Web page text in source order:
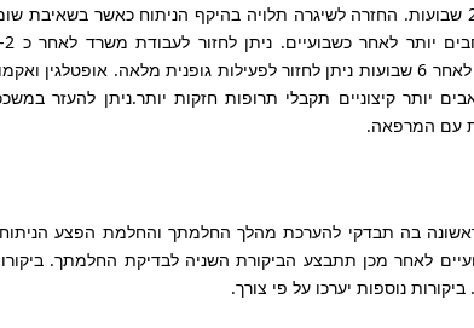
מחכוך צווארי מותאם יומלץ למרבית הנשים למשך 2-4 שבועות. החזרה לשיגרה תלויה בהיקף הניתוח כאשר בשאיבת
בלבד ניתן לחזור לרוטינה לאחר כשבוע ובמקרים
שבועות ולעבודה פיזית לאחר תקופה של 3-4 שבועות, לאחר 6 שבועות ניתן לחזור לפעילות גופנית מלאה. אופטלגין
יותר קיצוניים תקבלי תרופות חזקות יותר.ניתן להעזר
עם המרפאה.
בה תבדקי להערכת מהלך החלמתך והחלמת הפצע
לאחר מכן תתבצע הביקורת השניה לבדיקת החלמתך.